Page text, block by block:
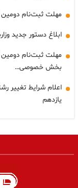
مهلت ثبت‌نام دومین
ابلاغ دستور جدید
مهلت ثبت‌نام دومین
بخش خصوصی…
اعلام شرایط تغییر
یازدهم